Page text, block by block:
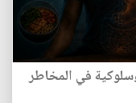
في المخاطر